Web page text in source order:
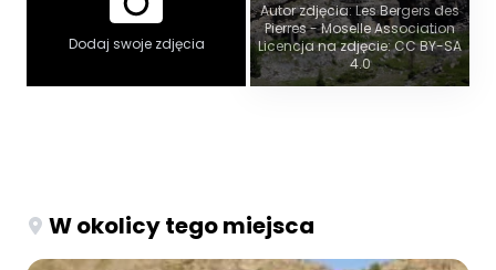
Dodaj swoje zdjęcia
Autor zdjęcia: Les Bergers des
Pierres - Moselle Association
Licencja na zdjęcie: CC BY-SA
4.0
W okolicy tego miejsca